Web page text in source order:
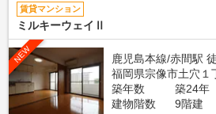
賃貸マンション
ミルキーウェイⅡ
NEW
鹿児島本線/赤間駅
福岡県宗像市土穴１
築年数
築24年
建物階数
9階建